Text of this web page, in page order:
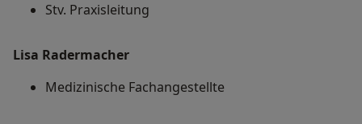
Stv. Praxisleitung
Lisa Radermacher
Medizinische Fachangestellte